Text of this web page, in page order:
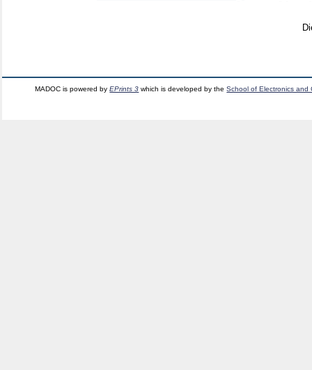
MADOC is powered byEPrints 3 which is developed by theSchool of Electronics and